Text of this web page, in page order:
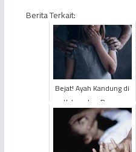
Berita Terkait:
Bejat! Ayah Kandung di
Kabupaten Bungo
Cabuli Anak Kandung